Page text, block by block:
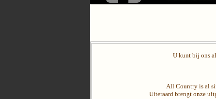
U kunt bij ons
All Country is al
Uiteraard brengt onze